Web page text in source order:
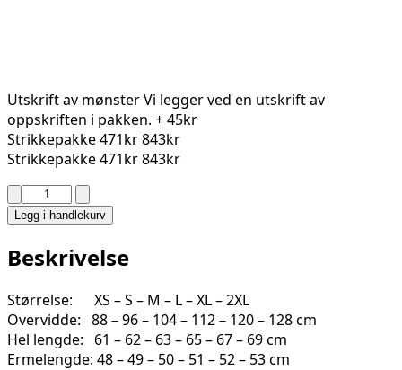
Utskrift av mønsterVi legger ved en utskrift av
oppskriften i pakken. + 45kr
Strikkepakke471kr843kr
Strikkepakke471kr843kr
DEMMI
GENSER
1
antall
Legg i handlekurv
Beskrivelse
Størrelse: XS – S – M – L – XL – 2XL
Overvidde: 88 – 96 – 104 – 112 – 120 – 128 cm
Hel lengde: 61 – 62 – 63 – 65 – 67 – 69 cm
Ermelengde: 48 – 49 – 50 – 51 – 52 – 53 cm